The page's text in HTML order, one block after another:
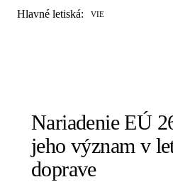
Hlavné letiská: VIE
Nariadenie EÚ
jeho význam v
doprave